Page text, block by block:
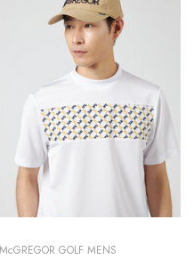
McGREGOR GOLF MENS